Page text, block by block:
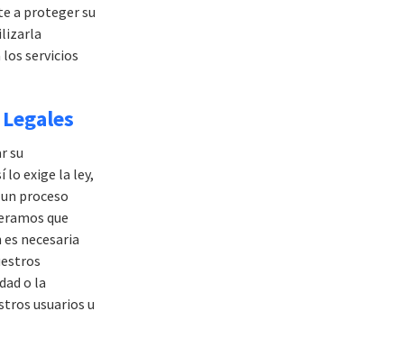
a proteger su
servicios
su
lo exige la ley,
proceso
que
necesaria
o la
usuarios u